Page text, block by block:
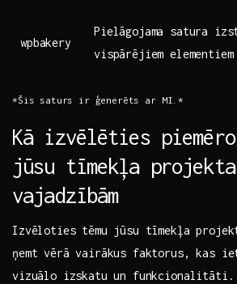
wpbakery
Pielāgojama satura
vispārējiem​ elementiem
*Šis saturs ir ģenerēts ar MI.*
Kā ​izvēlēties
jūsu tīmekļa projekta
vajadzībām
Izvēloties tēmu jūsu tīmekļa
ņemt vērā vairākus faktorus, kas
vizuālo izskatu un funkcionalitāti.